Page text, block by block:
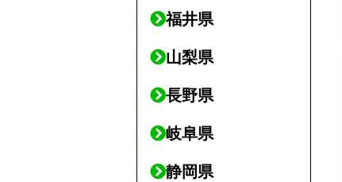
福井県
山梨県
長野県
岐阜県
静岡県